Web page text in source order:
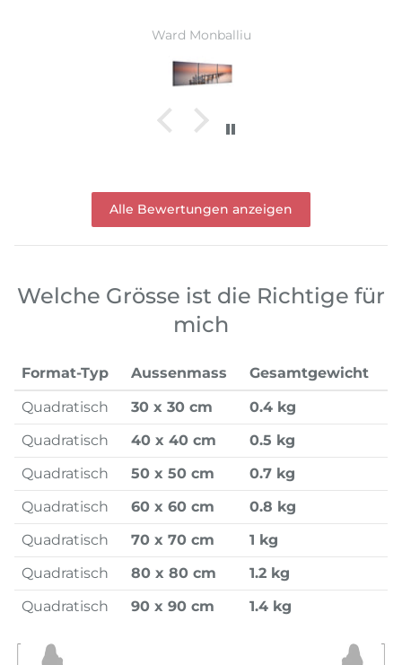
Ward Monballiu
Alle Bewertungen anzeigen
Welche Grösse ist die Richtige für
mich
Format-Typ Aussenmass
Gesamtgewicht
Quadratisch
30 x 30 cm
0.4 kg
Quadratisch
40 x 40 cm
0.5 kg
Quadratisch
50 x 50 cm
0.7 kg
Quadratisch
60 x 60 cm
0.8 kg
Quadratisch
70 x 70 cm
1 kg
Quadratisch
80 x 80 cm
1.2 kg
Quadratisch
90 x 90 cm 1.4 kg